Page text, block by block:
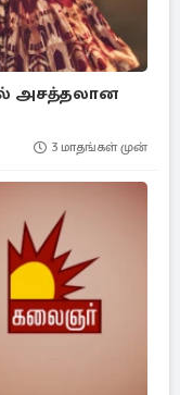
அசத்தலான
3 மாதங்கள் முன்